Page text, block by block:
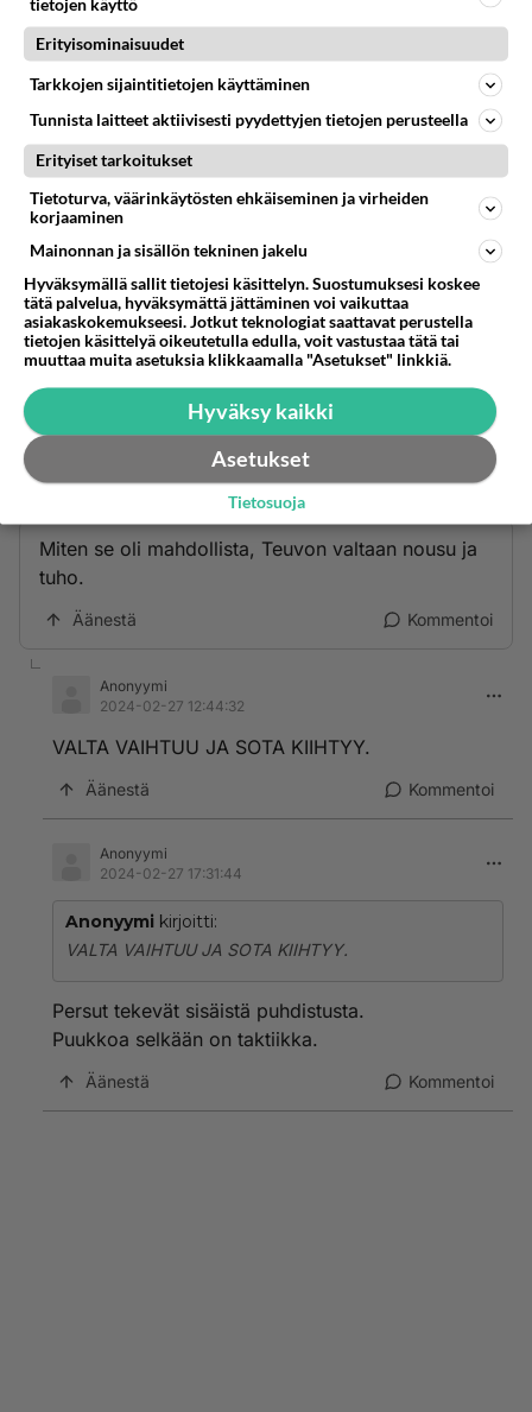
Persujen johtajilla kusi noussut päähän ,onneksi
kerkeää vaikka keskustan ehdokkaaksi Ouluun
Tynkkyseltä ääniä pois.
parempi kun sahuri lähetetään edelleen
rysseliin/hondurasiin - säilyy kirkkohopeat ja
ehtoollisviinit paremmin sakastien säilöissä.
Äänestä Kommentoi
Anonyymi
2024-02-27 21:56:25
Kävitkö kansakoulun loppuun vai menikö
liimanhaisteluksi?
Kommentoi
Miten se oli mahdollista, Teuvon valtaan nousu ja
tuho.
Äänestä Kommentoi
Anonyymi
2024-02-27 12:44:32
VALTA VAIHTUU JA SOTA KIIHTYY.
Äänestä Kommentoi
Anonyymi
2024-02-27 17:31:44
Anonyymi kirjoitti:
VALTA VAIHTUU JA SOTA KIIHTYY.
Persut tekevät sisäistä puhdistusta.
Puukkoa selkään on taktiikka.
Äänestä Kommentoi
tietojen käyttö
Erityisominaisuudet
Tarkkojen sijaintitietojen käyttäminen
Tunnista laitteet aktiivisesti pyydettyjen tietojen perusteella
Erityiset tarkoitukset
Tietoturva, väärinkäytösten ehkäiseminen ja virheiden
korjaaminen
Mainonnan ja sisällön tekninen jakelu
Hyväksymällä sallit tietojesi käsittelyn. Suostumuksesi koskee
tätä palvelua, hyväksymättä jättäminen voi vaikuttaa
asiakaskokemukseesi. Jotkut teknologiat saattavat perustella
tietojen käsittelyä oikeutetulla edulla, voit vastustaa tätä tai
muuttaa muita asetuksia klikkaamalla "Asetukset" linkkiä.
Hyväksy kaikki
Asetukset
Tietosuoja